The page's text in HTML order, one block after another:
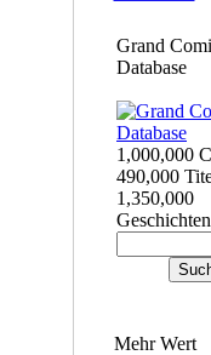
Grand
Database
1,000,000
490,000
1,350,000
Geschichten
Mehr Wert